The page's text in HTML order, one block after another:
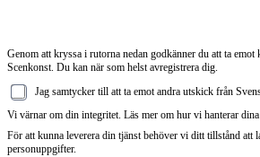
Genom att kryssa i rutorna nedan godkänner du att ta
Scenkonst. Du kan när som helst avregistrera dig.
Jag samtycker till att ta emot andra utskick från
Vi värnar om din integritet. Läs mer om hur vi hanterar
För att kunna leverera din tjänst behöver vi ditt tillstånd att
personuppgifter.